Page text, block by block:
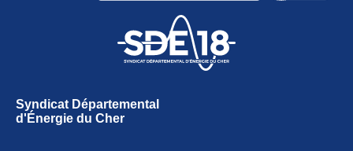
Syndicat Départemental
d'Énergie du Cher